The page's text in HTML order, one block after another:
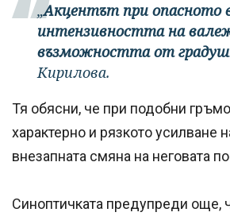
„Акцентът при опасното
интензивността на
възможността от
Кирилова.
Тя обясни, че при подобни
характерно и рязкото усилване
внезапната смяна на неговата
Синоптичката предупреди още,